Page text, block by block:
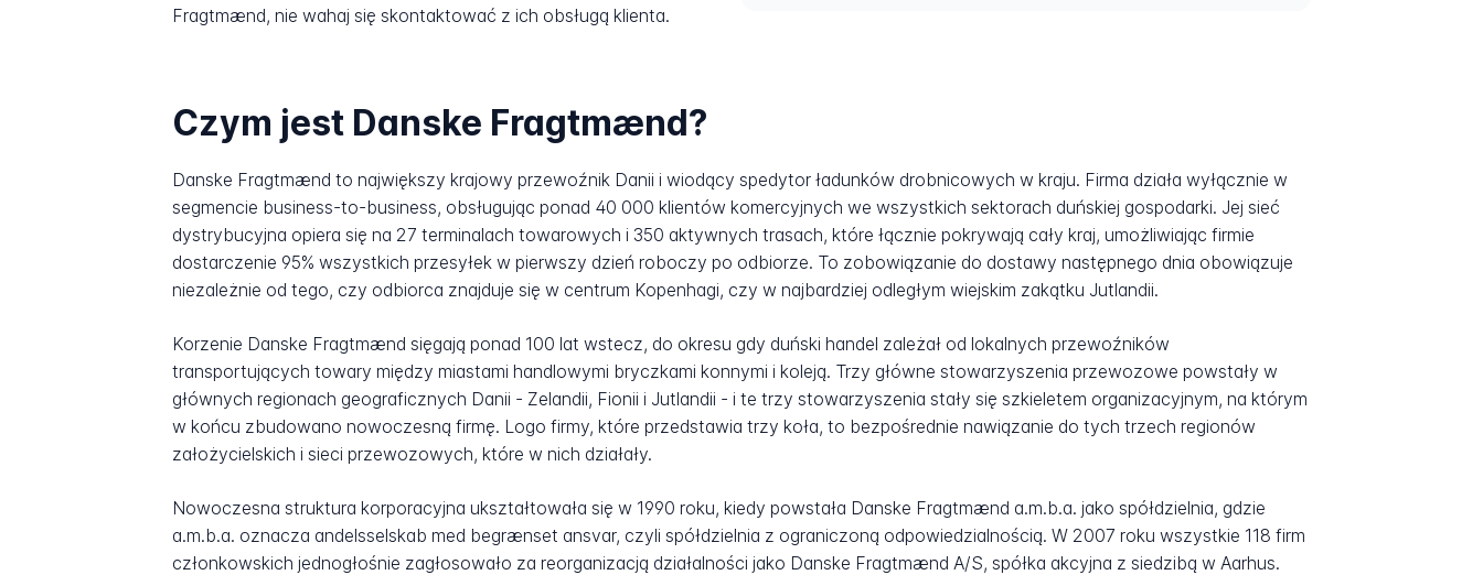
Fragtmænd, nie wahaj się skontaktować z ich obsługą klienta.
Czym jest Danske Fragtmænd?
Danske Fragtmænd to największy krajowy przewoźnik Danii i wiodący spedytor ładunków drobnicowych w kraju. Firma działa wyłącznie w
segmencie business-to-business, obsługując ponad 40 000 klientów komercyjnych we wszystkich sektorach duńskiej gospodarki. Jej sieć
dystrybucyjna opiera się na 27 terminalach towarowych i 350 aktywnych trasach, które łącznie pokrywają cały kraj, umożliwiając firmie
dostarczenie 95% wszystkich przesyłek w pierwszy dzień roboczy po odbiorze. To zobowiązanie do dostawy następnego dnia obowiązuje
niezależnie od tego, czy odbiorca znajduje się w centrum Kopenhagi, czy w najbardziej odległym wiejskim zakątku Jutlandii.
Korzenie Danske Fragtmænd sięgają ponad 100 lat wstecz, do okresu gdy duński handel zależał od lokalnych przewoźników
transportujących towary między miastami handlowymi bryczkami konnymi i koleją. Trzy główne stowarzyszenia przewozowe powstały w
głównych regionach geograficznych Danii - Zelandii, Fionii i Jutlandii - i te trzy stowarzyszenia stały się szkieletem organizacyjnym, na którym
w końcu zbudowano nowoczesną firmę. Logo firmy, które przedstawia trzy koła, to bezpośrednie nawiązanie do tych trzech regionów
założycielskich i sieci przewozowych, które w nich działały.
Nowoczesna struktura korporacyjna ukształtowała się w 1990 roku, kiedy powstała Danske Fragtmænd a.m.b.a. jako spółdzielnia, gdzie
a.m.b.a. oznacza andelsselskab med begrænset ansvar, czyli spółdzielnia z ograniczoną odpowiedzialnością. W 2007 roku wszystkie 118 firm
członkowskich jednogłośnie zagłosowało za reorganizacją działalności jako Danske Fragtmænd A/S, spółka akcyjna z siedzibą w Aarhus.